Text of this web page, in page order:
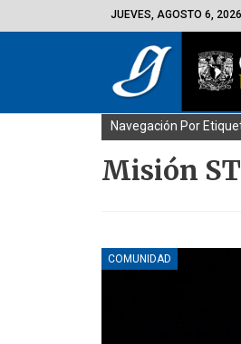
JUEVES, AGOSTO 6, 2026
Navegación Por
Misión
COMUNIDAD